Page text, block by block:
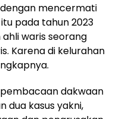
mencermati
pada tahun 2023
waris seorang
Karena di kelurahan
dakwaan
dua kasus yakni,